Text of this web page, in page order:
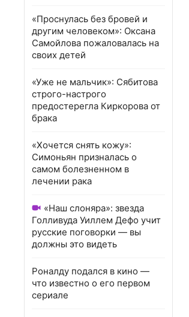
«Проснулась без бровей и
другим человеком»: Оксана
Самойлова пожаловалась на
своих детей
«Уже не мальчик»: Сябитова
строго-настрого
предостерегла Киркорова от
брака
«Хочется снять кожу»:
Симоньян призналась о
самом болезненном в
лечении рака
«Наш слоняра»: звезда
Голливуда Уиллем Дефо учит
русские поговорки — вы
должны это видеть
Роналду подался в кино —
что известно о его первом
сериале